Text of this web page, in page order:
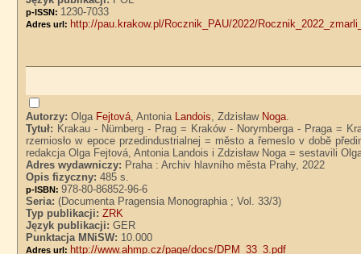
p-ISSN: 1230-7033
Adres url: http://pau.krakow.pl/Rocznik_PAU/2022/
Autorzy:Olga Fejtová, Antonia Landois, Zdzisław Noga.
Tytuł: Krakau - Nürnberg - Prag = Kraków - Norymberga - Praga =
rzemiosło w epoce przedindustrialnej = město a řemeslo v době
redakcja Olga Fejtová, Antonia Landois i Zdzisław Noga = sestavili
Adres wydawniczy: Praha : Archiv hlavního města Prahy, 2022
Opis fizyczny:485 s.
p-ISBN:978-80-86852-96-6
Seria:(Documenta Pragensia Monographia ; Vol. 33/3)
Typ publikacji:ZRK
Język publikacji:GER
Punktacja MNiSW: 10.000
Adres url: http://www.ahmp.cz/page/docs/DPM_33_3.pdf